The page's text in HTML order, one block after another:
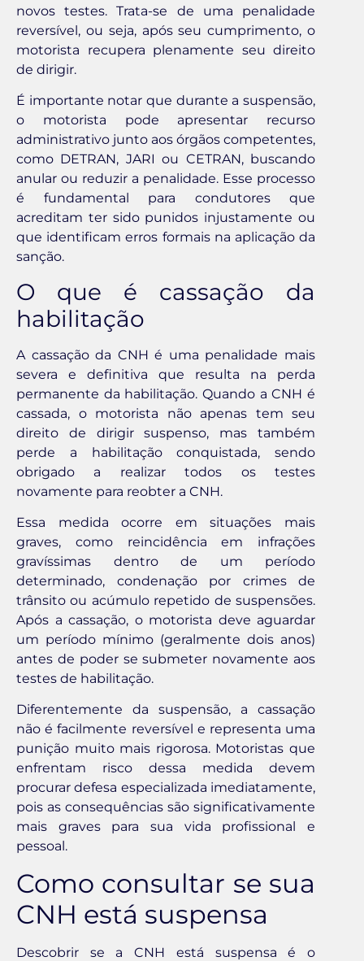
novos testes. Trata-se de uma penalidade
reversível, ou seja, após seu cumprimento, o
motorista recupera plenamente seu direito
de dirigir.
É importante notar que durante a suspensão,
o motorista pode apresentar recurso
administrativo junto aos órgãos competentes,
como DETRAN, JARI ou CETRAN, buscando
anular ou reduzir a penalidade. Esse processo
é fundamental para condutores que
acreditam ter sido punidos injustamente ou
que identificam erros formais na aplicação da
sanção.
O que é cassação da
habilitação
A cassação da CNH é uma penalidade mais
severa e definitiva que resulta na perda
permanente da habilitação. Quando a CNH é
cassada, o motorista não apenas tem seu
direito de dirigir suspenso, mas também
perde a habilitação conquistada, sendo
obrigado a realizar todos os testes
novamente para reobter a CNH.
Essa medida ocorre em situações mais
graves, como reincidência em infrações
gravíssimas dentro de um período
determinado, condenação por crimes de
trânsito ou acúmulo repetido de suspensões.
Após a cassação, o motorista deve aguardar
um período mínimo (geralmente dois anos)
antes de poder se submeter novamente aos
testes de habilitação.
Diferentemente da suspensão, a cassação
não é facilmente reversível e representa uma
punição muito mais rigorosa. Motoristas que
enfrentam risco dessa medida devem
procurar defesa especializada imediatamente,
pois as consequências são significativamente
mais graves para sua vida profissional e
pessoal.
Como consultar se sua
CNH está suspensa
Descobrir se a CNH está suspensa é o